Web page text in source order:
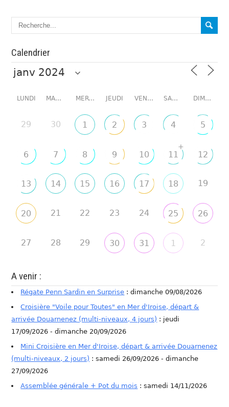
Calendrier
LUNDI MARDI MERCREDI JEUDI VENDREDI SAMEDI DIMANCHE
29 30 1 2 3 4 5
6 7 8 9 10 11
+
12
13 14 15 16 17 18 19
20 21 22 23 24 25 26
27 28 29 30 31 1 2
A venir :
Régate Penn Sardin en Surprise : dimanche 09/08/2026
Croisière "Voile pour Toutes" en Mer d'Iroise, départ &
arrivée Douarnenez (multi-niveaux, 4 jours) : jeudi
17/09/2026 - dimanche 20/09/2026
Mini Croisière en Mer d'Iroise, départ & arrivée Douarnenez
(multi-niveaux, 2 jours) : samedi 26/09/2026 - dimanche
27/09/2026
Assemblée générale + Pot du mois : samedi 14/11/2026